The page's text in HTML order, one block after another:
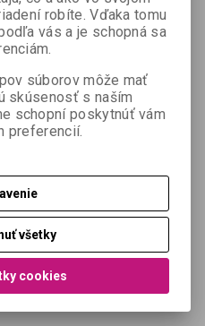
robíte. Vďaka tomu
vás a je schopná sa
súborov môže mať
skúsenosť s naším
schopní poskytnúť vám
preferencií.
všetky
cookies